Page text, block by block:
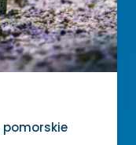
pomorskie